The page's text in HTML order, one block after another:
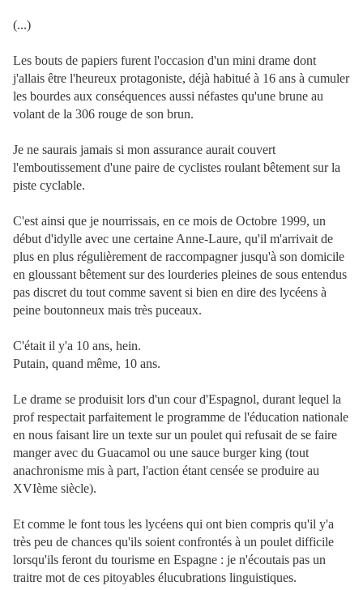
(...)
Les bouts de papiers furent l'occasion d'un mini drame dont
j'allais être l'heureux protagoniste, déjà habitué à 16 ans à cumuler
les bourdes aux conséquences aussi néfastes qu'une brune au
volant de la 306 rouge de son brun.
Je ne saurais jamais si mon assurance aurait couvert
l'emboutissement d'une paire de cyclistes roulant bêtement sur la
piste cyclable.
C'est ainsi que je nourrissais, en ce mois de Octobre 1999, un
début d'idylle avec une certaine Anne-Laure, qu'il m'arrivait de
plus en plus régulièrement de raccompagner jusqu'à son domicile
en gloussant bêtement sur des lourderies pleines de sous entendus
pas discret du tout comme savent si bien en dire des lycéens à
peine boutonneux mais très puceaux.
C'était il y'a 10 ans, hein.
Putain, quand même, 10 ans.
Le drame se produisit lors d'un cour d'Espagnol, durant lequel la
prof respectait parfaitement le programme de l'éducation nationale
en nous faisant lire un texte sur un poulet qui refusait de se faire
manger avec du Guacamol ou une sauce burger king (tout
anachronisme mis à part, l'action étant censée se produire au
XVIème siècle).
Et comme le font tous les lycéens qui ont bien compris qu'il y'a
très peu de chances qu'ils soient confrontés à un poulet difficile
lorsqu'ils feront du tourisme en Espagne : je n'écoutais pas un
traitre mot de ces pitoyables élucubrations linguistiques.